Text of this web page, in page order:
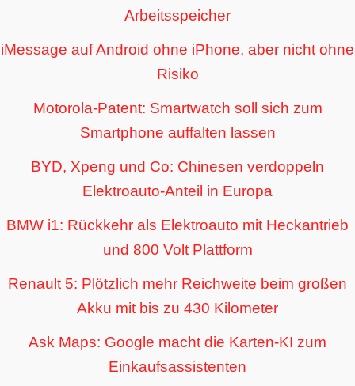
Arbeitsspeicher
iMessage auf Android ohne iPhone, aber nicht ohne
Risiko
Motorola-Patent: Smartwatch soll sich zum
Smartphone auffalten lassen
BYD, Xpeng und Co: Chinesen verdoppeln
Elektroauto-Anteil in Europa
BMW i1: Rückkehr als Elektroauto mit Heckantrieb
und 800 Volt Plattform
Renault 5: Plötzlich mehr Reichweite beim großen
Akku mit bis zu 430 Kilometer
Ask Maps: Google macht die Karten-KI zum
Einkaufsassistenten